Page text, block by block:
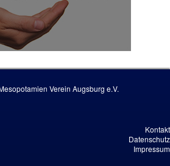
Verein Augsburg e.V.
Kontakt
Datenschutz
Impressum